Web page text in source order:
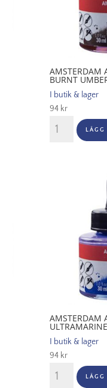
AMSTERDAM
BURNT
I butik & lager
94 kr
Amsterdam
Akryl
LÄGG
AMSTERDAM
I butik & lager
94 kr
Amsterdam
Akryl